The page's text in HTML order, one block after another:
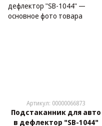
Артикул: 00000066873
Подстаканник для авто
в дефлектор "SB-1044"